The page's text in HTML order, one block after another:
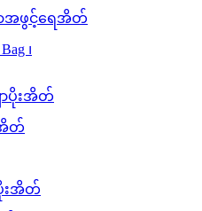
အဖွင့်ရေအိတ်
၊
ပိုးအိတ်
အိတ်
းအိတ်